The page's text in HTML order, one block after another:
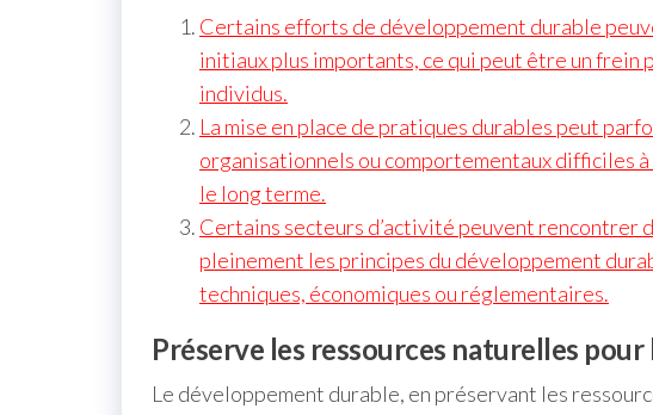
Certains efforts de développement durable
initiaux plus importants, ce qui peut être un frein
individus.
La mise en place de pratiques durables peut
organisationnels ou comportementaux difficiles
le long terme.
Certains secteurs d’activité peuvent rencontrer
pleinement les principes du développement
techniques, économiques ou réglementaires.
Préserve les ressources naturelles
Le développement durable, en préservant les